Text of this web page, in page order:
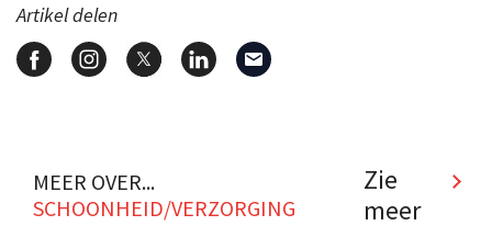
Artikel delen
MEER OVER...
SCHOONHEID/VERZORGING
Zie
meer